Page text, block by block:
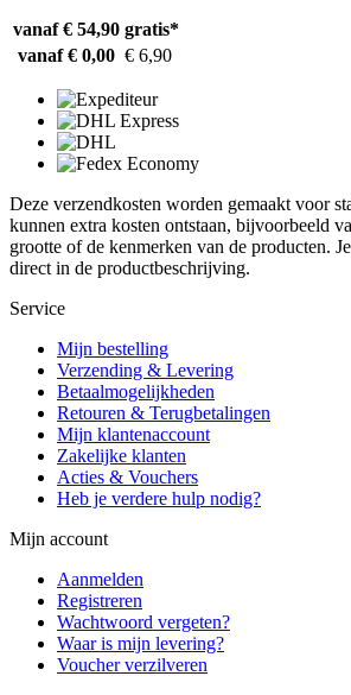
vanaf € 54,90 gratis*
vanaf € 0,00 € 6,90
Deze verzendkosten worden gemaakt voor
kunnen extra kosten ontstaan, bijvoorbeeld
grootte of de kenmerken van de producten.
direct in de productbeschrijving.
Service
Mijn bestelling
Verzending & Levering
Betaalmogelijkheden
Retouren & Terugbetalingen
Mijn klantenaccount
Zakelijke klanten
Acties & Vouchers
Heb je verdere hulp nodig?
Mijn account
Aanmelden
Registreren
Wachtwoord vergeten?
Waar is mijn levering?
Voucher verzilveren